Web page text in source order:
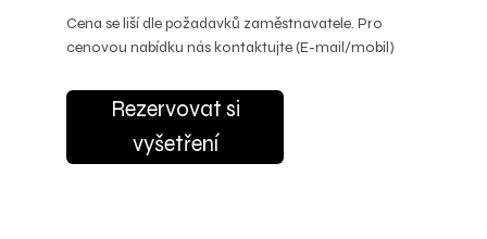
Cena se liší dle požadavků zaměstnavatele. Pro
cenovou nabídku nás kontaktujte (E-mail/mobil)
Rezervovat si
vyšetření